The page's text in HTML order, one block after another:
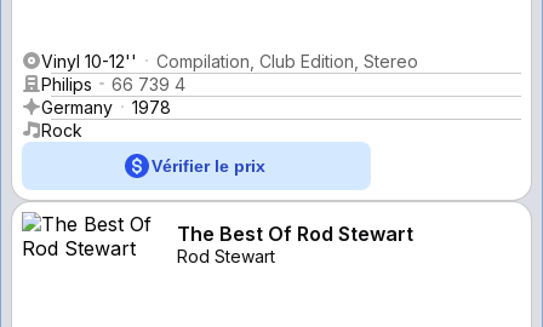
Vinyl 10-12''
Compilation, Club Edition, Stereo
Philips
66 739 4
Germany
1978
Rock
Vérifier le prix
The Best Of Rod Stewart
Rod Stewart